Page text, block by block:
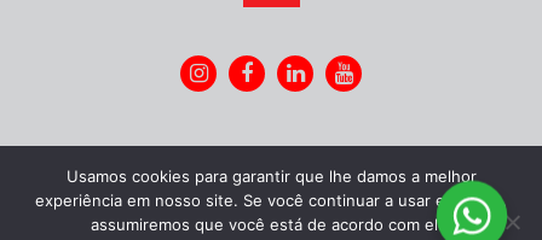
Usamos cookies para garantir que lhe damos a melhor
experiência em nosso site. Se você continuar a usar este site,
assumiremos que você está de acordo com ele.